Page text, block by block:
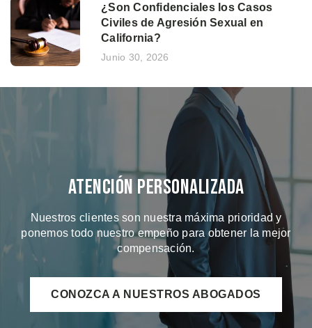
¿Son Confidenciales los Casos
Civiles de Agresión Sexual en
California?
Junio 30, 2026
Atención Personalizada
Nuestros clientes son nuestra máxima prioridad y
ponemos todo nuestro empeño para obtener la mejor
compensación.
CONOZCA A NUESTROS ABOGADOS